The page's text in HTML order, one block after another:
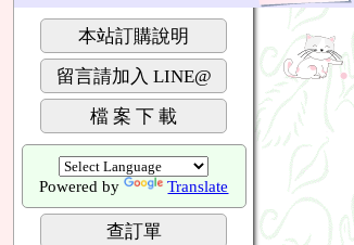
本站自2022/01/01起滿
如有問題請
如你已加入
滿
即日起本店停止提供紙本目錄..本站可用
本站訂購說明
留言請加入 LINE@
檔 案 下 載
Powered by Translate
查訂單